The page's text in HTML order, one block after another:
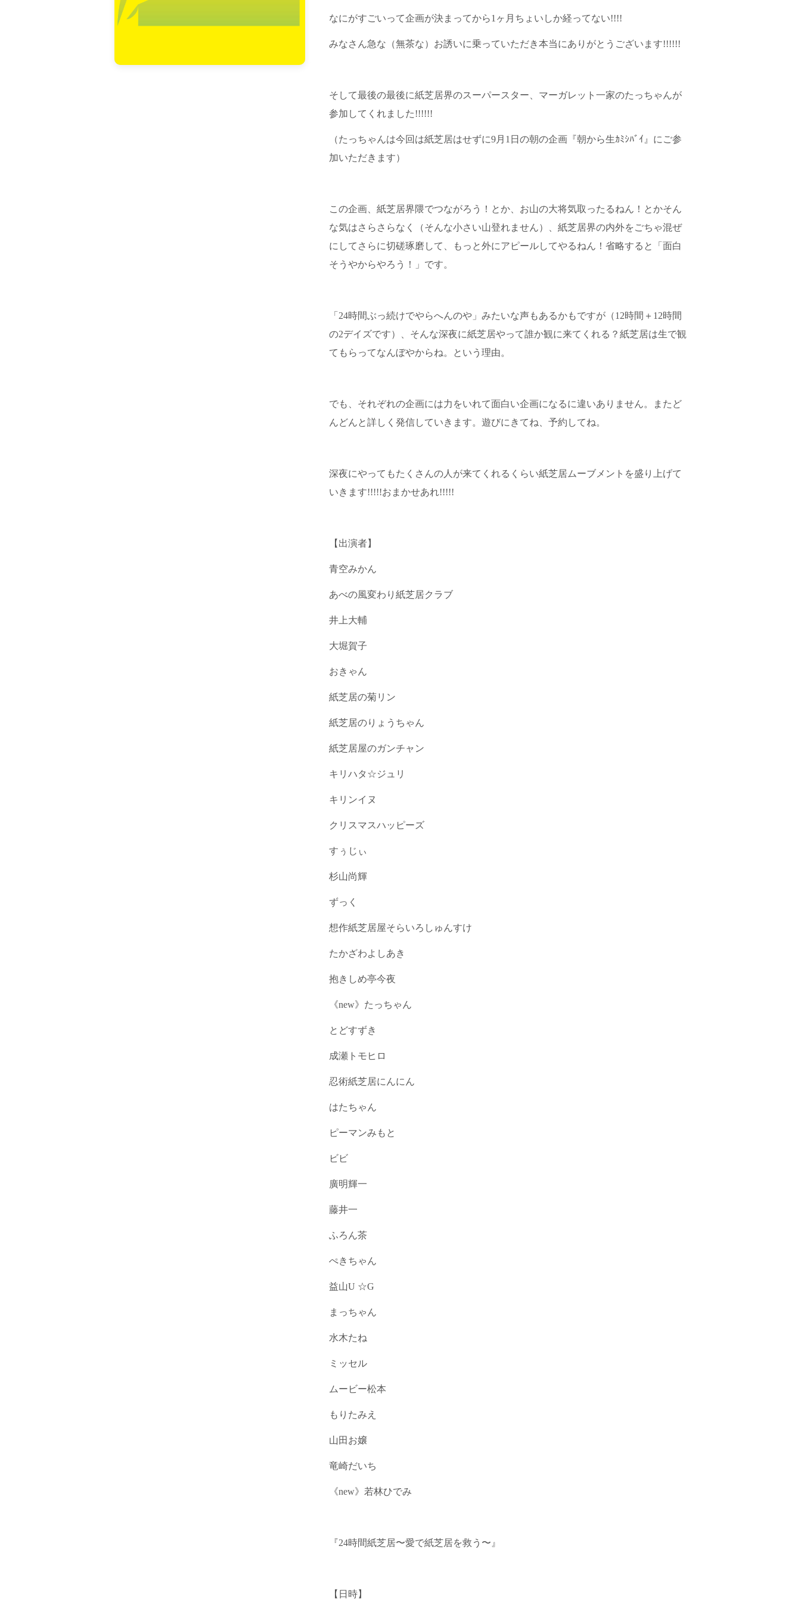
なにがすごいって企画が決まってから1ヶ月ちょいしか経ってない!!!!
みなさん急な（無茶な）お誘いに乗っていただき本当にありがとうございます!!!!!!
そして最後の最後に紙芝居界のスーパースター、マーガレット一家のたっちゃんが
参加してくれました!!!!!!
（たっちゃんは今回は紙芝居はせずに9月1日の朝の企画『朝から生ｶﾐｼﾊﾞｲ』にご参
加いただきます）
この企画、紙芝居界隈でつながろう！とか、お山の大将気取ったるねん！とかそん
な気はさらさらなく（そんな小さい山登れません）、紙芝居界の内外をごちゃ混ぜ
にしてさらに切磋琢磨して、もっと外にアピールしてやるねん！省略すると「面白
そうやからやろう！」です。
「24時間ぶっ続けでやらへんのや」みたいな声もあるかもですが（12時間＋12時間
の2デイズです）、そんな深夜に紙芝居やって誰か観に来てくれる？紙芝居は生で観
てもらってなんぼやからね。という理由。
でも、それぞれの企画には力をいれて面白い企画になるに違いありません。またど
んどんと詳しく発信していきます。遊びにきてね、予約してね。
深夜にやってもたくさんの人が来てくれるくらい紙芝居ムーブメントを盛り上げて
いきます!!!!!おまかせあれ!!!!!
【出演者】
青空みかん
あべの風変わり紙芝居クラブ
井上大輔
大堀賀子
おきゃん
紙芝居の菊リン
紙芝居のりょうちゃん
紙芝居屋のガンチャン
キリハタ☆ジュリ
キリンイヌ
クリスマスハッピーズ
すぅじぃ
杉山尚輝
ずっく
想作紙芝居屋そらいろしゅんすけ
たかざわよしあき
抱きしめ亭今夜
《new》たっちゃん
とどすずき
成瀬トモヒロ
忍術紙芝居にんにん
はたちゃん
ピーマンみもと
ビビ
廣明輝一
藤井一
ふろん茶
ぺきちゃん
益山U ☆G
まっちゃん
水木たね
ミッセル
ムービー松本
もりたみえ
山田お嬢
竜崎だいち
《new》若林ひでみ
『24時間紙芝居〜愛で紙芝居を救う〜』
【日時】